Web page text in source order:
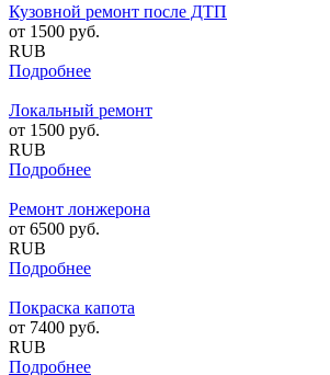
Кузовной ремонт после ДТП
от 1500 руб.
RUB
Подробнее
Локальный ремонт
от 1500 руб.
RUB
Подробнее
Ремонт лонжерона
от 6500 руб.
RUB
Подробнее
Покраска капота
от 7400 руб.
RUB
Подробнее